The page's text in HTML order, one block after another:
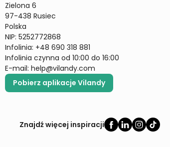
Zielona 6
97-438 Rusiec
Polska
NIP: 5252772868
Infolinia: +48 690 318 881
Infolinia czynna od 10:00 do 16:00
E-mail: help@vilandy.com
Pobierz aplikacje Vilandy
Znajdź więcej inspiracji